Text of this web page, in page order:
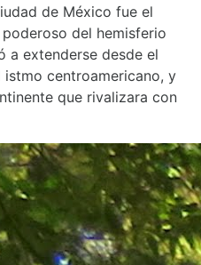
de México fue el
del hemisferio
a extenderse desde el
centroamericano, y
que rivalizara con